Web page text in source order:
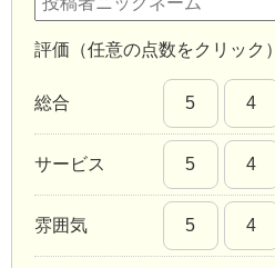
評価（任意の点数をクリック）
総合 5 4
サービス 5 4
雰囲気 5 4